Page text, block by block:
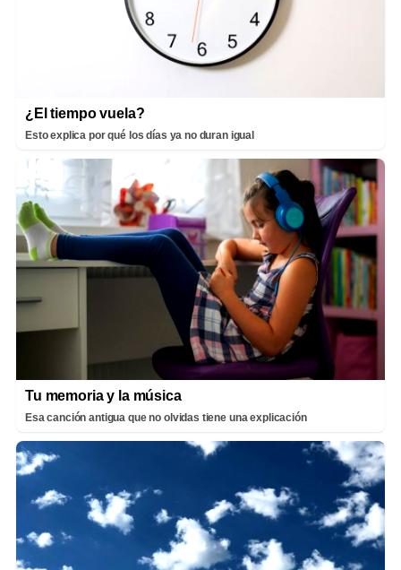
¿El tiempo vuela?
Esto explica por qué los días ya no duran igual
Tu memoria y la música
Esa canción antigua que no olvidas tiene una explicación